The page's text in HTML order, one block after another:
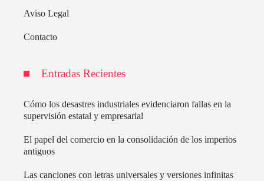
Aviso Legal
Contacto
Entradas Recientes
Cómo los desastres industriales evidenciaron fallas en la
supervisión estatal y empresarial
El papel del comercio en la consolidación de los imperios
antiguos
Las canciones con letras universales y versiones infinitas